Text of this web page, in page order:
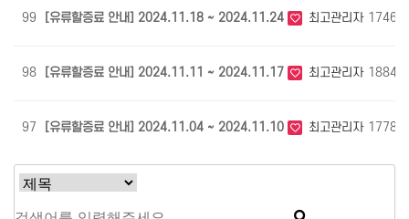
99 [유류할증료 안내] 2024.11.18 ~ 2024.11.24 최고관리자 1746
98 [유류할증료 안내] 2024.11.11 ~ 2024.11.17 최고관리자 1884
97 [유류할증료 안내] 2024.11.04 ~ 2024.11.10 최고관리자 1778